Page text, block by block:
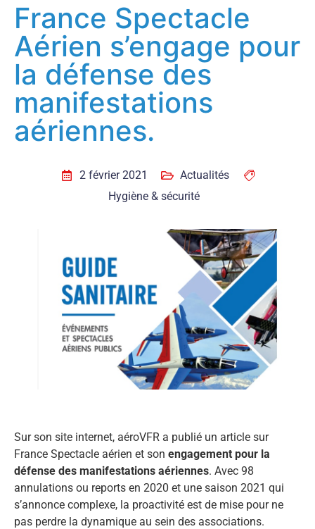
France Spectacle
Aérien s’engage pour
la défense des
manifestations
aériennes.
2 février 2021
Actualités
Hygiène & sécurité
Sur son site internet, aéroVFR a publié un article sur
France Spectacle aérien et son engagement pour la
défense des manifestations aériennes. Avec 98
annulations ou reports en 2020 et une saison 2021 qui
s’annonce complexe, la proactivité est de mise pour ne
pas perdre la dynamique au sein des associations.